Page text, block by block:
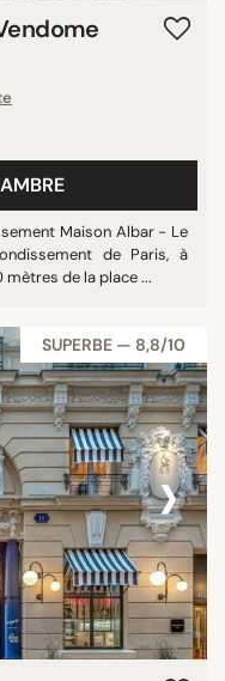
Maison Albar - Le
de Paris, à
de la place ...
SUPERBE — 8,8/10
›